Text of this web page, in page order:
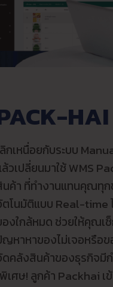
HAI
กเหนื่อยกับระบบ
วเปลี่ยนมาใช้ WMS
ค้า ที่ทำงานแทนคุณทุ
โนมัติแบบ Real-time
งใกล้หมด ช่วยให้คุณเ
หาหาของไม่เจอหรือข
คลังสินค้าของธุรกิจมี
เศษ! ลูกค้า Packhai เ